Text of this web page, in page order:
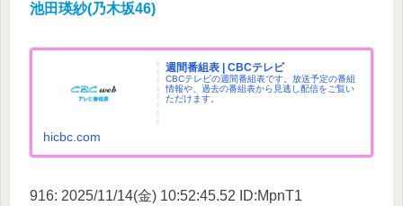
池田瑛紗(乃木坂46)
週間番組表 | CBCテレビ
CBCテレビの週間番組表です。放送予定の番組
情報や、過去の番組表から見逃し配信をご覧い
ただけます。
hicbc.com
916: 2025/11/14(金) 10:52:45.52 ID:MpnT1